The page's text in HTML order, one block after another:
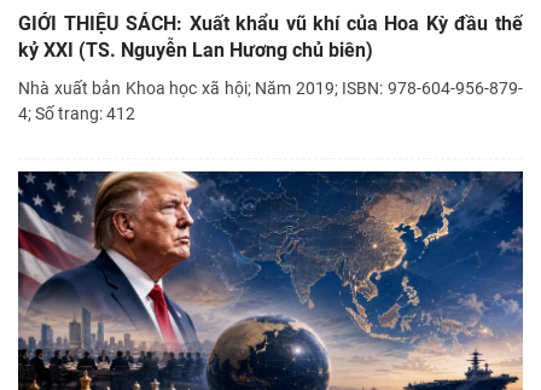
GIỚI THIỆU SÁCH: Xuất khẩu vũ khí của Hoa Kỳ đầu thế
kỷ XXI (TS. Nguyễn Lan Hương chủ biên)
Nhà xuất bản Khoa học xã hội; Năm 2019; ISBN: 978-604-956-879-
4; Số trang: 412